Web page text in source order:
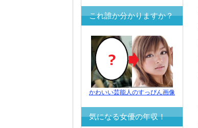
これ誰か分かりますか？
かわいい芸能人のすっぴん画像
気になる女優の年収！